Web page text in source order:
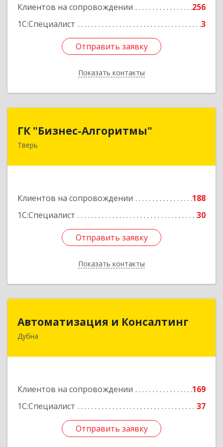
Клиентов на сопровождении
256
1С:Специалист
3
Отправить заявку
Показать контакты
Отправить заявку
Назад
ГК "Бизнес-Алгоритмы"
Тверь
Клиентов на сопровождении
188
1С:Специалист
30
Отправить заявку
Показать контакты
170006, Тверская обл, Тверь г, Брагина ул, дом
Отправить заявку
Назад
Автоматизация и Консалтинг
Дубна
Клиентов на сопровождении
169
1С:Специалист
37
Отправить заявку
141983, Московская обл, г.о.Дубна, Дубна г,
Отправить заявку